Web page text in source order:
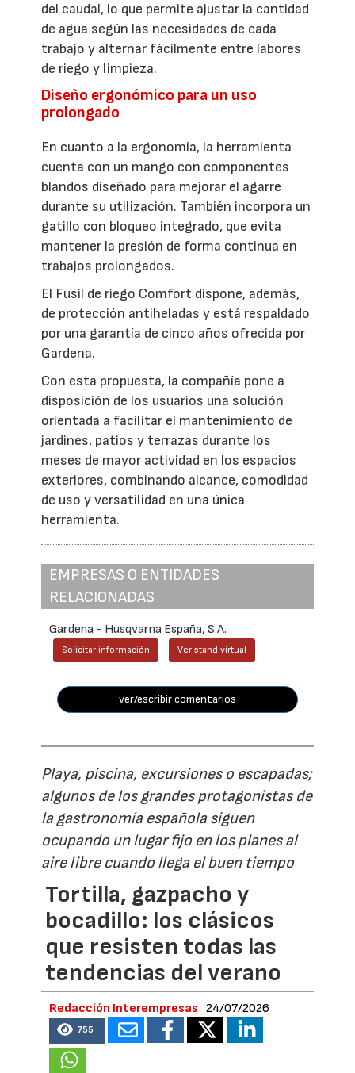
del caudal, lo que permite ajustar la cantidad
de agua según las necesidades de cada
trabajo y alternar fácilmente entre labores
de riego y limpieza.
Diseño ergonómico para un uso
prolongado
En cuanto a la ergonomía, la herramienta
cuenta con un mango con componentes
blandos diseñado para mejorar el agarre
durante su utilización. También incorpora un
gatillo con bloqueo integrado, que evita
mantener la presión de forma continua en
trabajos prolongados.
El Fusil de riego Comfort dispone, además,
de protección antiheladas y está respaldado
por una garantía de cinco años ofrecida por
Gardena.
Con esta propuesta, la compañía pone a
disposición de los usuarios una solución
orientada a facilitar el mantenimiento de
jardines, patios y terrazas durante los
meses de mayor actividad en los espacios
exteriores, combinando alcance, comodidad
de uso y versatilidad en una única
herramienta.
EMPRESAS O ENTIDADES
RELACIONADAS
Gardena - Husqvarna España, S.A.
Solicitar información Ver stand virtual
ver/escribir comentarios
Playa, piscina, excursiones o escapadas;
algunos de los grandes protagonistas de
la gastronomía española siguen
ocupando un lugar fijo en los planes al
aire libre cuando llega el buen tiempo
Tortilla, gazpacho y
bocadillo: los clásicos
que resisten todas las
tendencias del verano
Redacción Interempresas 24/07/2026
755